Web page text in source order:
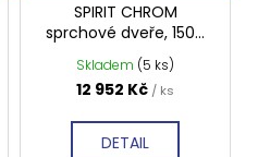
SPIRIT CHROM
sprchové dveře, 1500
mm, čiré sklo, GI1015
Skladem (5 ks)
12 952 Kč / ks
DETAIL